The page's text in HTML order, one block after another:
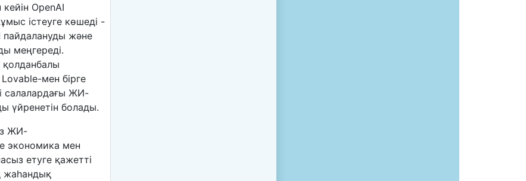
OpenAI
істеуге көшеді -
пайдалануды және
меңгереді.
мен бірге
салалардағы ЖИ-
үйренетін болады.
ЖИ-
экономика мен
етуге қажетті
жаһандық